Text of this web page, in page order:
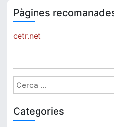
Pàgines
cetr.net
Cerca:
Categories